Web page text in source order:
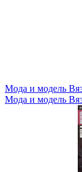
Мода и модель
Мода и модель